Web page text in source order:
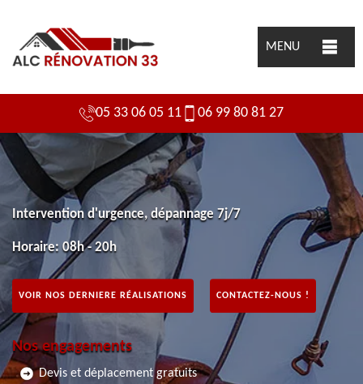
MENU
05 33 06 05 11 06 99 80 81 27
Intervention d'urgence, dépannage 7j/7
Horaire: 08h - 20h
VOIR NOS DERNIERE RÉALISATIONS CONTACTEZ-NOUS !
Nos engagements
Devis et déplacement gratuits